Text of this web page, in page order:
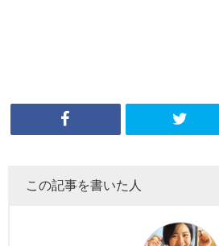
この記事を書いた人